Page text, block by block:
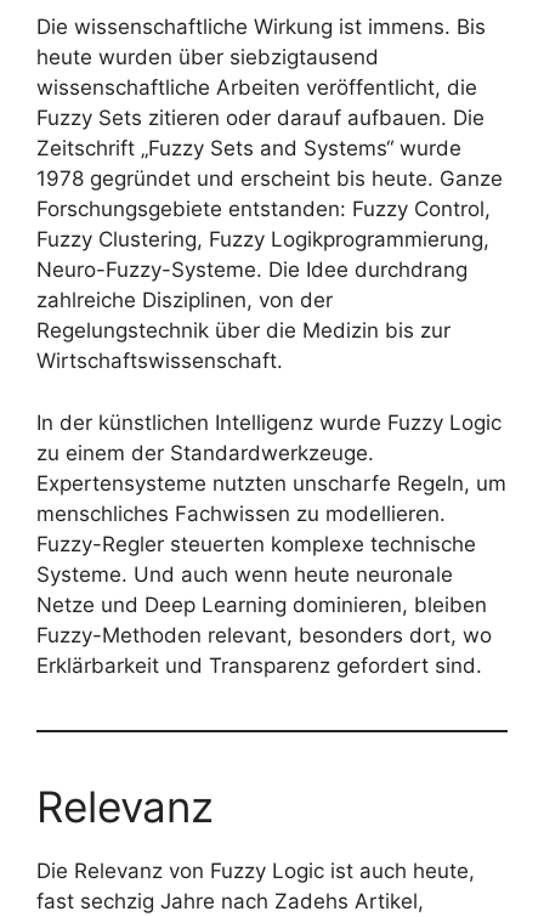
Die wissenschaftliche Wirkung ist immens. Bis
heute wurden über siebzigtausend
wissenschaftliche Arbeiten veröffentlicht, die
Fuzzy Sets zitieren oder darauf aufbauen. Die
Zeitschrift „Fuzzy Sets and Systems“ wurde
1978 gegründet und erscheint bis heute. Ganze
Forschungsgebiete entstanden: Fuzzy Control,
Fuzzy Clustering, Fuzzy Logikprogrammierung,
Neuro-Fuzzy-Systeme. Die Idee durchdrang
zahlreiche Disziplinen, von der
Regelungstechnik über die Medizin bis zur
Wirtschaftswissenschaft.
In der künstlichen Intelligenz wurde Fuzzy Logic
zu einem der Standardwerkzeuge.
Expertensysteme nutzten unscharfe Regeln, um
menschliches Fachwissen zu modellieren.
Fuzzy-Regler steuerten komplexe technische
Systeme. Und auch wenn heute neuronale
Netze und Deep Learning dominieren, bleiben
Fuzzy-Methoden relevant, besonders dort, wo
Erklärbarkeit und Transparenz gefordert sind.
Relevanz
Die Relevanz von Fuzzy Logic ist auch heute,
fast sechzig Jahre nach Zadehs Artikel,